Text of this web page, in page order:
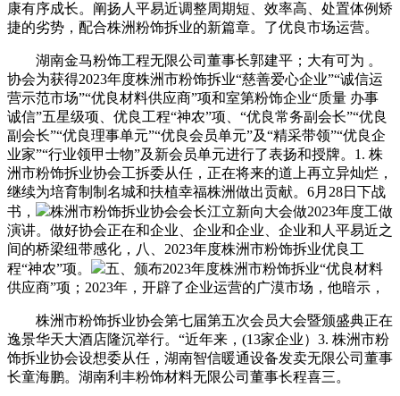
康有序成长。阐扬人平易近调整周期短、效率高、处置体例矫
捷的劣势，配合株洲粉饰拆业的新篇章。了优良市场运营。
湖南金马粉饰工程无限公司董事长郭建平；大有可为 。
协会为获得2023年度株洲市粉饰拆业“慈善爱心企业”“诚信运
营示范市场”“优良材料供应商”项和室第粉饰企业“质量 办事
诚信”五星级项、优良工程“神农”项、“优良常务副会长”“优良
副会长”“优良理事单元”“优良会员单元”及“精采带领”“优良企
业家”“行业领甲士物”及新会员单元进行了表扬和授牌。1. 株
洲市粉饰拆业协会工拆委从任，正在将来的道上再立异灿烂，
继续为培育制制名城和扶植幸福株洲做出贡献。6月28日下战
书，
株洲市粉饰拆业协会会长江立新向大会做2023年度工做
演讲。做好协会正在和企业、企业和企业、企业和人平易近之
间的桥梁纽带感化，八、2023年度株洲市粉饰拆业优良工
程“神农”项。
五、颁布2023年度株洲市粉饰拆业“优良材料
供应商”项；2023年，开辟了企业运营的广漠市场，他暗示，
株洲市粉饰拆业协会第七届第五次会员大会暨颁盛典正在
逸景华天大酒店隆沉举行。“近年来，(13家企业）3. 株洲市粉
饰拆业协会设想委从任，湖南智信暖通设备发卖无限公司董事
长童海鹏。湖南利丰粉饰材料无限公司董事长程喜三。